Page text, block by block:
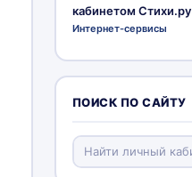
кабинетом Стихи.ру
Интернет-сервисы
ПОИСК ПО САЙТУ